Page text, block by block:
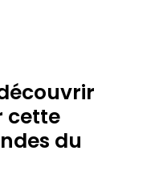
cette
du